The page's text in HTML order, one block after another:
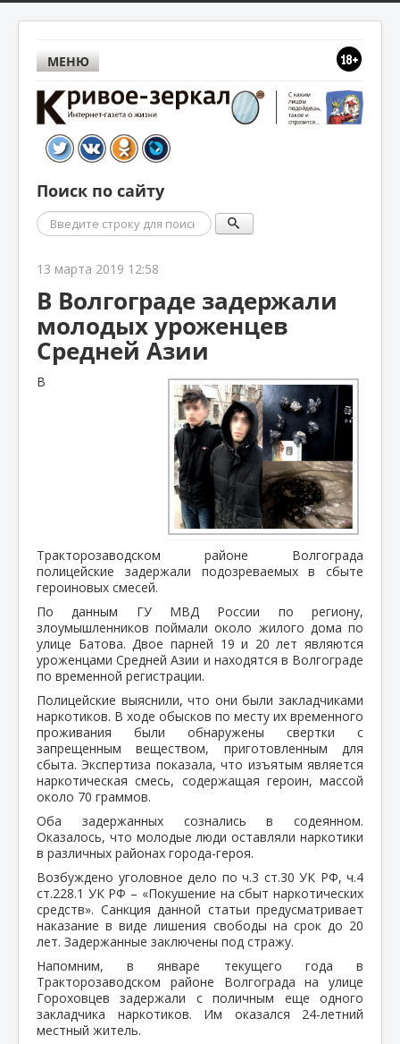
МЕНЮ
Поиск по сайту
Поиск
13 марта 2019 12:58
В Волгограде задержали
молодых уроженцев
Средней Азии
В
Тракторозаводском районе Волгограда
полицейские задержали подозреваемых в сбыте
героиновых смесей.
По данным ГУ МВД России по региону,
злоумышленников поймали около жилого дома по
улице Батова. Двое парней 19 и 20 лет являются
уроженцами Средней Азии и находятся в Волгограде
по временной регистрации.
Полицейские выяснили, что они были закладчиками
наркотиков. В ходе обысков по месту их временного
проживания были обнаружены свертки с
запрещенным веществом, приготовленным для
сбыта. Экспертиза показала, что изъятым является
наркотическая смесь, содержащая героин, массой
около 70 граммов.
Оба задержанных сознались в содеянном.
Оказалось, что молодые люди оставляли наркотики
в различных районах города-героя.
Возбуждено уголовное дело по ч.3 ст.30 УК РФ, ч.4
ст.228.1 УК РФ – «Покушение на сбыт наркотических
средств». Санкция данной статьи предусматривает
наказание в виде лишения свободы на срок до 20
лет. Задержанные заключены под стражу.
Напомним, в январе текущего года в
Тракторозаводском районе Волгограда на улице
Гороховцев задержали с поличным еще одного
закладчика наркотиков. Им оказался 24-летний
местный житель.